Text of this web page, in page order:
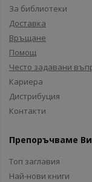
За библиотеки
Доставка
Връщане
Помощ
Често задавани
Кариера
Дистрибуция
Контакти
Препоръчваме Ви
Топ заглавия
Най-нови книги